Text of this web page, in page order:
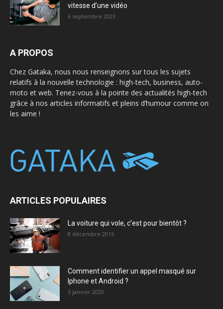
vitesse d’une vidéo
6 septembre 2023
A PROPOS
Chez Gataka, nous nous renseignons sur tous les sujets
relatifs à la nouvelle technologie : high-tech, business, auto-
moto et web. Tenez-vous à la pointe des actualités high-tech
grâce à nos articles informatifs et pleins d’humour comme on
les aime !
ARTICLES POPULAIRES
La voiture qui vole, c’est pour bientôt ?
8 décembre 2015
Comment identifier un appel masqué sur
Iphone et Android ?
5 janvier 2020